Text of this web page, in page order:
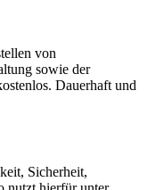
von
sowie der
Dauerhaft und
Sicherheit,